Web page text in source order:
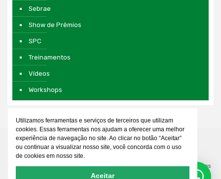
Sebrae
Show de Prêmios
SPC
Treinamentos
Vídeos
Workshops
© 2026 Associação Comercial e Empresarial de Cianorte. Todos os direitos
reservados. Desenvolvido por
Utilizamos ferramentas e serviços de terceiros que utilizam
cookies. Essas ferramentas nos ajudam a oferecer uma melhor
experiência de navegação no site. Ao clicar no botão “Aceitar”
ou continuar a visualizar nosso site, você concorda com o uso
de cookies em nosso site.
Aceitar